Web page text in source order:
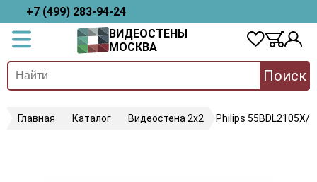
+7 (499) 283-94-24
ВИДЕОСТЕНЫ
МОСКВА
Поиск
Главная Каталог Видеостена 2x2 Philips 55BDL2105X/